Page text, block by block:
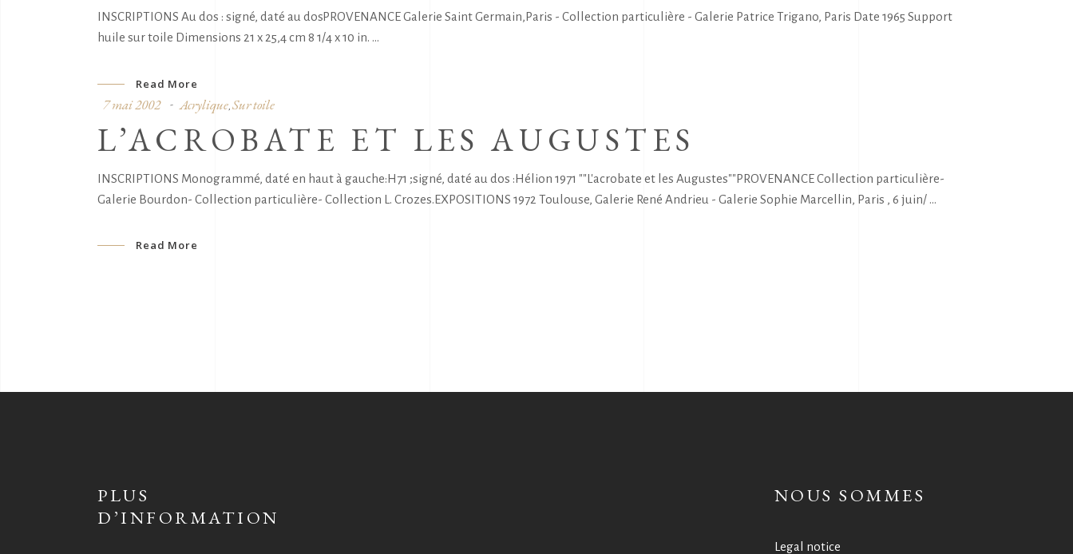
INSCRIPTIONS Au dos : signé, daté au dosPROVENANCE Galerie Saint Germain,Paris - Collection particulière - Galerie Patrice Trigano, Paris Date 1965 Support
huile sur toile Dimensions 21 x 25,4 cm 8 1/4 x 10 in.
Read More
7 mai 2002 Acrylique Sur toile
L’ACROBATE ET LES AUGUSTES
INSCRIPTIONS Monogrammé, daté en haut à gauche:H71 ;signé, daté au dos :Hélion 1971 ""L'acrobate et les Augustes""PROVENANCE Collection particulière-
Galerie Bourdon- Collection particulière- Collection L. Crozes.EXPOSITIONS 1972 Toulouse, Galerie René Andrieu - Galerie Sophie Marcellin, Paris , 6 juin/
Read More
PLUS
D’INFORMATION
NOUS SOMMES
Legal notice